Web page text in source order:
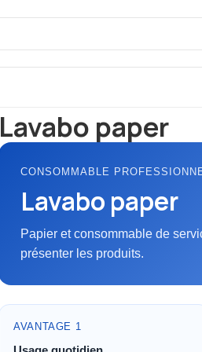
Lavabo paper
CONSOMMABLE
Lavabo paper
Papier et consommable de
présenter les produits.
AVANTAGE 1